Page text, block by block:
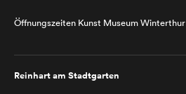
Öffnungszeiten Kunst Museum Winterthur
Reinhart am Stadtgarten